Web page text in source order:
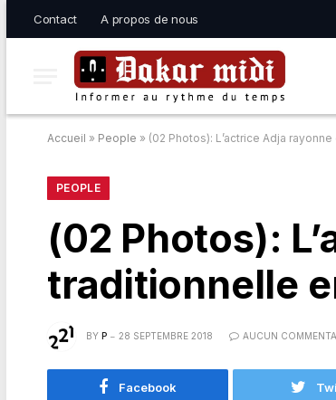
Contact A propos de nous
Accueil » People » (02 Photos): L’actrice Adja
PEOPLE
(02 Photos):
traditionnelle
BY P 28 SEPTEMBRE 2018 AUCUN
Facebook